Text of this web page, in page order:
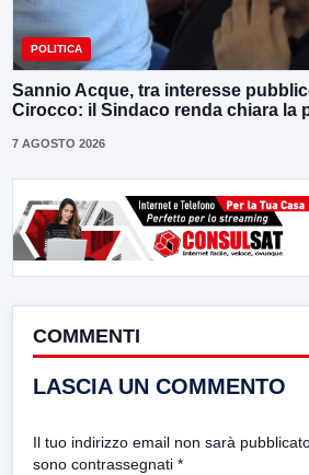
POLITICA
Sannio Acque, tra interesse
Cirocco: il Sindaco renda chiara la
7 AGOSTO 2026
COMMENTI
LASCIA UN COMMENTO
Il tuo indirizzo email non sarà
sono contrassegnati *